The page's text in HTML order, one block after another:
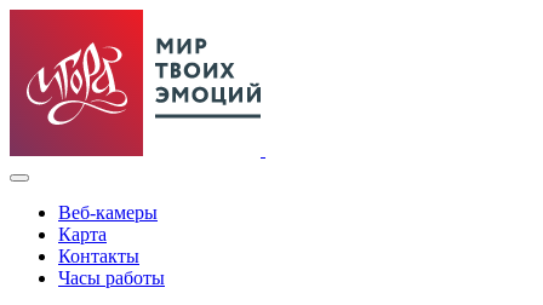
Веб-камеры
Карта
Контакты
Часы работы